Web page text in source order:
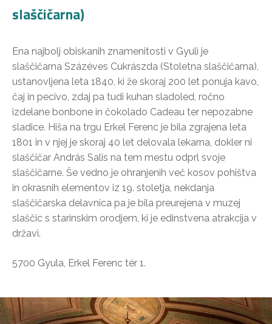
slaščičarna)
Ena najbolj obiskanih znamenitosti v Gyuli je
slaščičarna Százéves Cukrászda (Stoletna slaščičarna),
ustanovljena leta 1840, ki že skoraj 200 let ponuja kavo,
čaj in pecivo, zdaj pa tudi kuhan sladoled, ročno
izdelane bonbone in čokolado Cadeau ter nepozabne
sladice. Hiša na trgu Erkel Ferenc je bila zgrajena leta
1801 in v njej je skoraj 40 let delovala lekarna, dokler ni
slaščičar András Salis na tem mestu odprl svoje
slaščičarne. Še vedno je ohranjenih več kosov pohištva
in okrasnih elementov iz 19. stoletja, nekdanja
slaščičarska delavnica pa je bila preurejena v muzej
slaščic s starinskim orodjem, ki je edinstvena atrakcija v
državi.
5700 Gyula, Erkel Ferenc tér 1.